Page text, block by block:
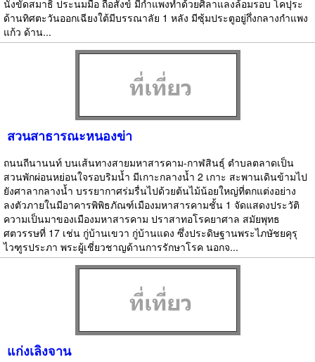
นั่งขัดสมาธิ ประนมมือ ถือสังข์ มีกำแพงทำด้วยศิลาแลงล้อมรอบ โคปุระ
ด้านทิศตะวันออกเฉียงใต้มีบรรณาลัย 1 หลัง มีซุ้มประตูอยู่กึ่งกลางกำแพง
แก้ว ด้าน...
สวนสาธารณะหนองข่า
ถนนถีนานนท์ บนเส้นทางสายมหาสารคาม-กาฬสินธุ์ ตำบลตลาดเป็น
สวนพักผ่อนหย่อนใจรอบริมน้ำ มีเกาะกลางน้ำ 2 เกาะ สะพานเดินข้ามไป
ยังศาลากลางน้ำ บรรยากาศร่มรื่นไปด้วยต้นไม้น้อยใหญ่ที่ตกแต่งอย่าง
ลงตัวภายในมีอาคารพิพิธภัณฑ์เมืองมหาสารคามชั้น 1 จัดแสดงประวัติ
ความเป็นมาของเมืองมหาสารคาม ปราสาทอโรคยาศาล สมัยพุทธ
ศตวรรษที่ 17 เช่น กู่บ้านเขวา กู่บ้านแดง ซึ่งประดิษฐานพระไภษัชยคุรุ
ไวฑูรประภา พระผู้เชี่ยวชาญด้านการรักษาโรค นอกจ...
แก่งเลิงจาน